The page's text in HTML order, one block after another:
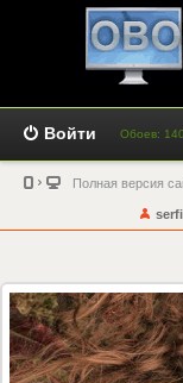
Войти Обоев:
Полная версия